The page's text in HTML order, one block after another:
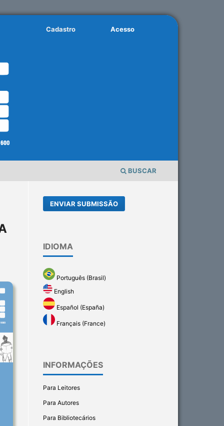
BUSCAR
Cadastro Acesso
ENVIAR SUBMISSÃO
IDIOMA
Português (Brasil)
English
Español (España)
Français (France)
INFORMAÇÕES
Para Leitores
Para Autores
Para Bibliotecários